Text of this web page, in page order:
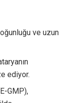
ve uzun
ediyor.
GMP),